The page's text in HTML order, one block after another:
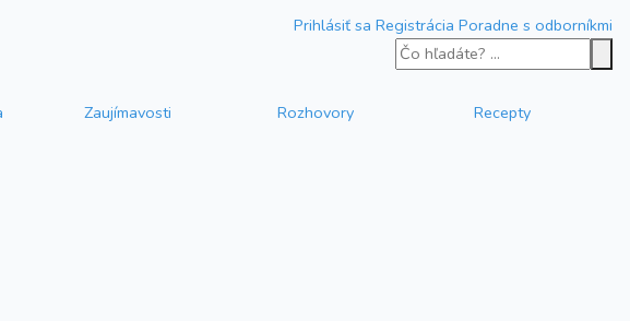
Prihlásiť sa Registrácia Poradne s odborníkmi
Zaujímavosti Rozhovory Recepty